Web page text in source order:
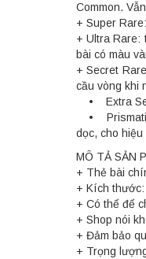
Common.
+ Super
+ Ultra Rare:
bài có màu
+ Secret
cầu vòng khi
• Extra
• Prismatic
dọc, cho
MÔ TẢ SẢN
+ Thẻ bài
+ Kích thước:
+ Có thể để
+ Shop nói
+ Đảm bảo
+ Trọng